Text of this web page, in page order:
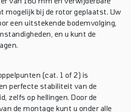
mogelijk bij de rotor geplaatst. Uw
een uitstekende bodemvolging,
en u kunt de
(cat. 1 of 2) is
perfecte stabiliteit van de
zelfs op hellingen. Door de
de montage kunt u onder alle